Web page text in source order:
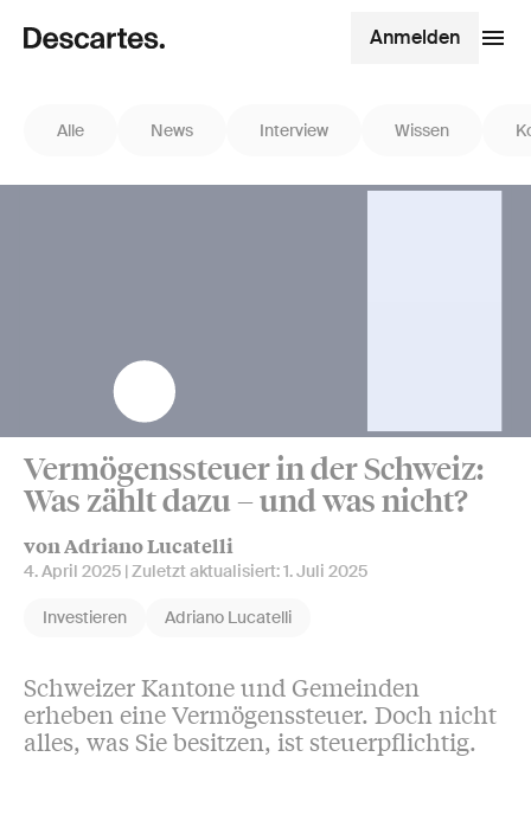
Anmelden
Alle News Interview Wissen
Vermögenssteuer in der Schweiz:
Was zählt dazu – und was nicht?
von Adriano Lucatelli
4. April 2025 | Zuletzt aktualisiert:1. Juli 2025
Investieren Adriano Lucatelli
Schweizer Kantone und Gemeinden
erheben eine Vermögenssteuer. Doch nicht
alles, was Sie besitzen, ist steuerpflichtig.